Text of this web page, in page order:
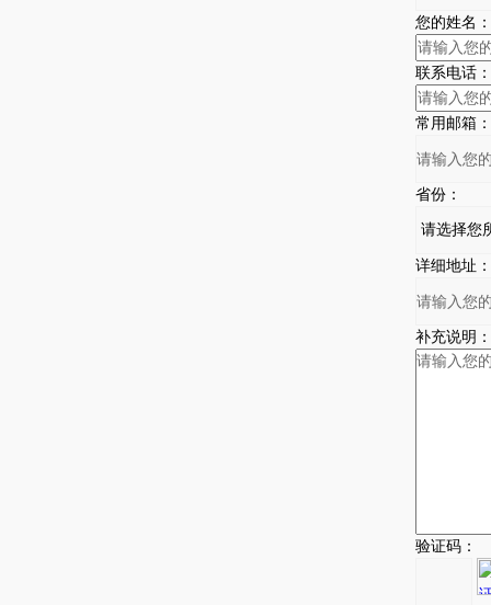
您的姓名：
联系电话：
常用邮箱：
省份：
详细地址：
补充说明：
验证码：